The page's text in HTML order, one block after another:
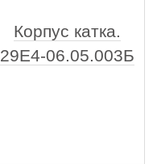
Корпус катка.
29Е4-06.05.003Б